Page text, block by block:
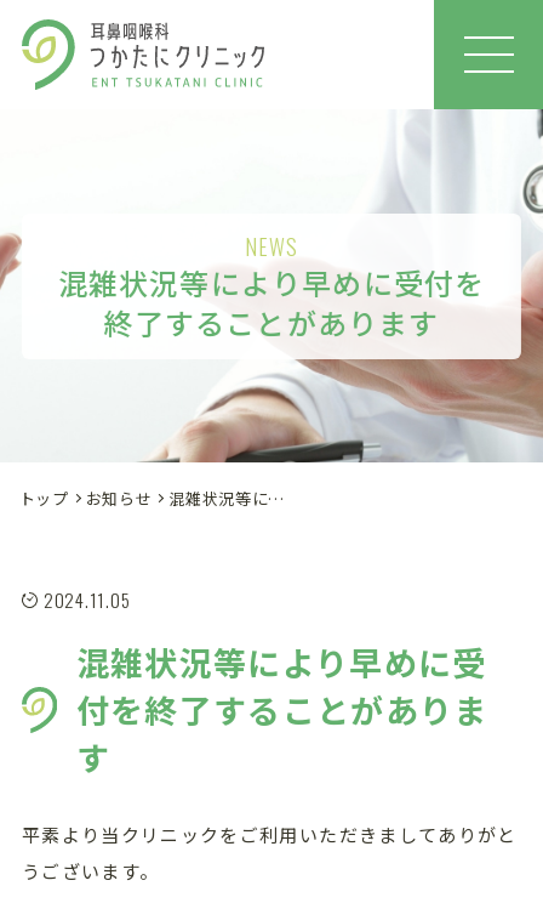
MEN
NEWS
混雑状況等により早めに受付を
終了することがあります
トップ お知らせ 混雑状況等により早めに受付を終了することがあります
2024.11.05
混雑状況等により早めに受
付を終了することがありま
す
平素より当クリニックをご利用いただきましてありがと
うございます。